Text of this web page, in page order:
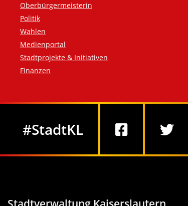
Oberbürgermeisterin
Politik
Wahlen
Medienportal
Stadtprojekte & Initiativen
Finanzen
#StadtKL